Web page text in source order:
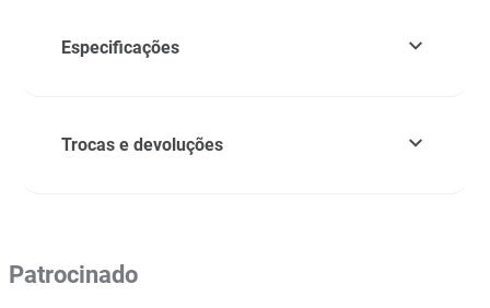
Especificações
Trocas e devoluções
Patrocinado